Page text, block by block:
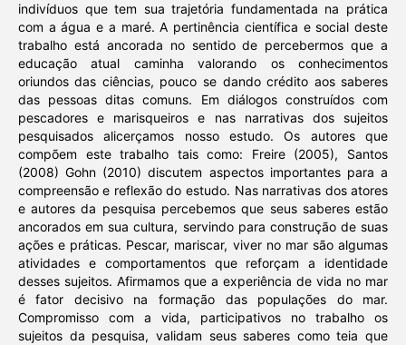
indivíduos que tem sua trajetória fundamentada na prática
com a água e a maré. A pertinência científica e social deste
trabalho está ancorada no sentido de percebermos que a
educação atual caminha valorando os conhecimentos
oriundos das ciências, pouco se dando crédito aos saberes
das pessoas ditas comuns. Em diálogos construídos com
pescadores e marisqueiros e nas narrativas dos sujeitos
pesquisados alicerçamos nosso estudo. Os autores que
compõem este trabalho tais como: Freire (2005), Santos
(2008) Gohn (2010) discutem aspectos importantes para a
compreensão e reflexão do estudo. Nas narrativas dos atores
e autores da pesquisa percebemos que seus saberes estão
ancorados em sua cultura, servindo para construção de suas
ações e práticas. Pescar, mariscar, viver no mar são algumas
atividades e comportamentos que reforçam a identidade
desses sujeitos. Afirmamos que a experiência de vida no mar
é fator decisivo na formação das populações do mar.
Compromisso com a vida, participativos no trabalho os
sujeitos da pesquisa, validam seus saberes como teia que